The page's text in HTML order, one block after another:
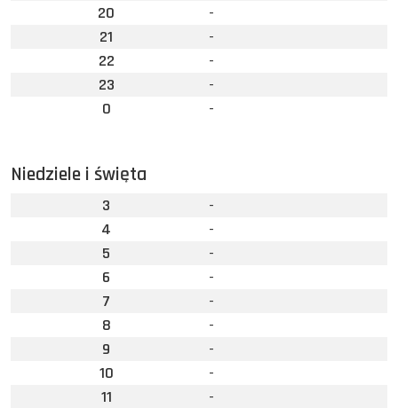
20
-
21
-
22
-
23
-
0
-
Niedziele i święta
3
-
4
-
5
-
6
-
7
-
8
-
9
-
10
-
11
-